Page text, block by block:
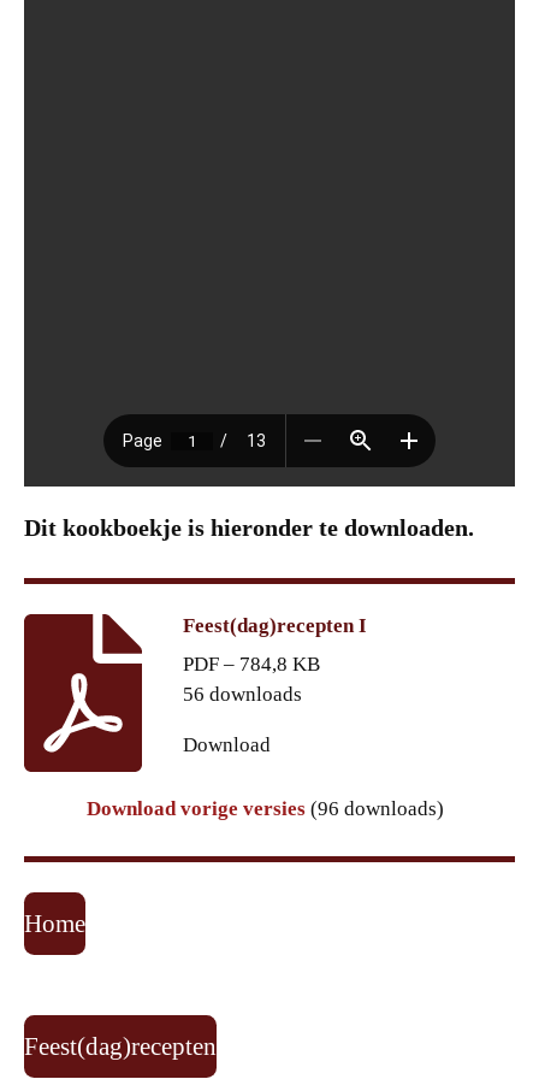
Dit kookboekje is hieronder te downloaden.
Feest(dag)recepten I
PDF – 784,8 KB
56 downloads
Download
Download vorige versies (96 downloads)
Home
Feest(dag)recepten